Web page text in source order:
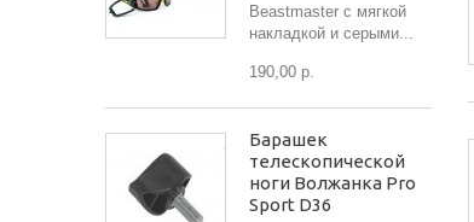
Beastmaster с мягкой
накладкой и серыми...
190,00 р.
Барашек
телескопической
ноги Волжанка Pro
Sport D36